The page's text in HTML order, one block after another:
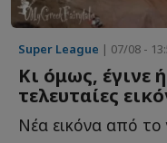
Super League | 07/08 -
Κι όμως, έγινε
τελευταίες